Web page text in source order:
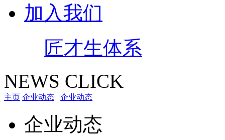
加入我们
匠才生体系
NEWS CLICK
主页 企业动态 企业动态
企业动态